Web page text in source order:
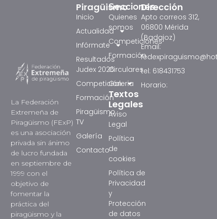
La Federación
Extremeña de
Piragüismo (FExP)
es una asociación
privada sin ánimo
de lucro fundada
en septiembre de
1999 con el
objetivo de
fomentar la
práctica del
piragüismo y la
Secciones
Quienes
somos
Competiciones
Formación
Circulares
Galeria
Textos
Legales
Aviso
Legal
Política
de
cookies
Política de
Privacidad
y
Protección
de datos
Piragüismo
Inicio
Actualidad
Infórmate
Resultados
Judex 2026
Competición
Formación
Piragüismo
TV
Galería
Contacto
Dirección
Apto correos 312,
06800 Mérida
(Badajoz)
Email:
tel: 618431753
Horario: